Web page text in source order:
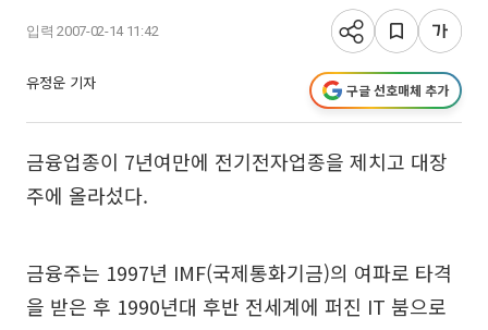
입력 2007-02-14 11:42
유정운 기자 구글 선호매체 추가
금융업종이 7년여만에 전기전자업종을 제치고 대장
주에 올라섰다.
금융주는 1997년 IMF(국제통화기금)의 여파로 타격
을 받은 후 1990년대 후반 전세계에 퍼진 IT 붐으로